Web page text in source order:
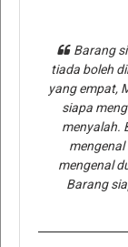
Barang
tiada boleh
yang empat,
siapa
menyalah.
mengenal
Barang